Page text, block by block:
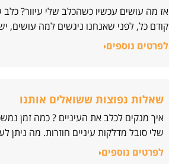
אז מה עושים עכשיו כשהכלב שלי עיוור? כלב
קודם כל, לפני שאנחנו ניגשים למה
לפרטים נוספים
שאלות נפוצות ששואלים אותנו
איך מנקים לכלב את העיניים ? כמה זמן
שלי סובל מדלקות עיניים חוזרות. מה ניתן
לפרטים נוספים